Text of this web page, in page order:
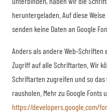
heruntergeladen. Auf diese
senden keine Daten an Google
Anders als andere Web-
Zugriff auf alle Schriftarten. Wir
Schriftarten zugreifen und so das
rausholen. Mehr zu Google
https://developers.google.com/